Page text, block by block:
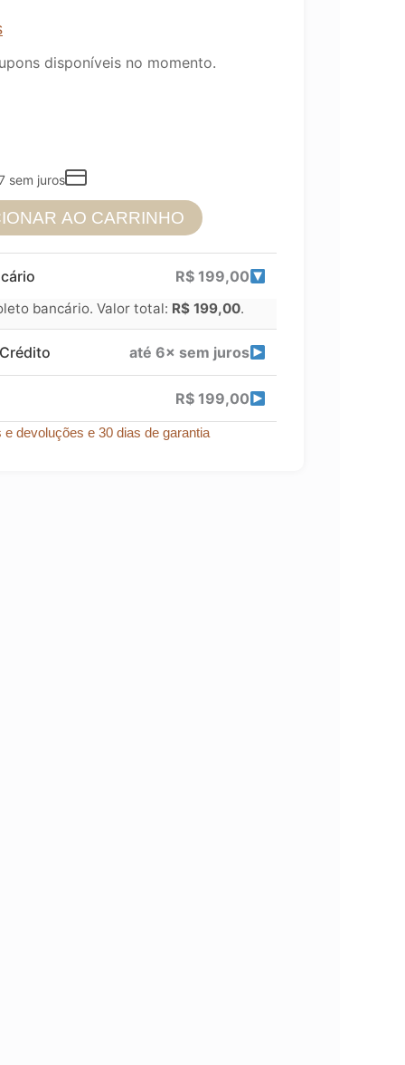
disponíveis no momento.
sem juros
AO CARRINHO
R$199,00
bancário. Valor total: R$ 199,00.
até 6× sem juros
R$199,00
devoluções e 30 dias de garantia